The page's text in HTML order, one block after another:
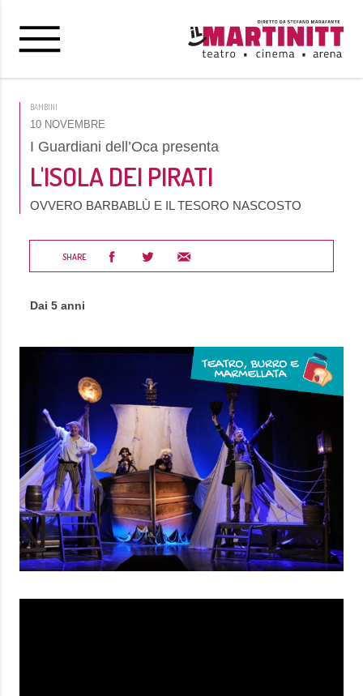
BAMBINI
10 NOVEMBRE
I Guardiani dell’Oca presenta
L'ISOLA DEI PIRATI
OVVERO BARBABLÙ E IL TESORO NASCOSTO
SHARE
Dai 5 anni